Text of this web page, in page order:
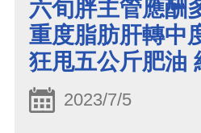
六旬胖主管應酬
重度脂肪肝轉中
狂甩五公斤肥油
2023/7/5